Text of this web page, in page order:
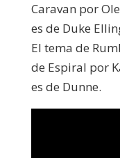
Caravan por
es de Duke
El tema de
de Espiral por
es de Dunne.